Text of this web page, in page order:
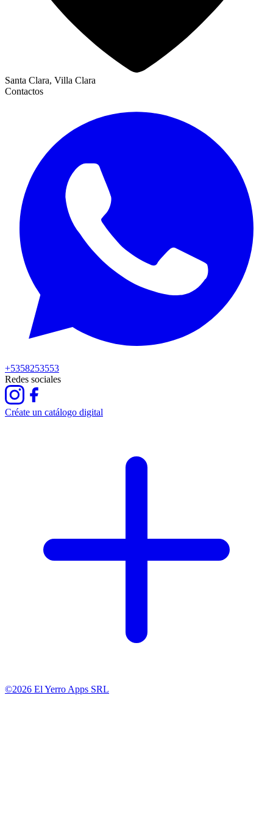
Santa Clara, Villa Clara
Contactos
+5358253553
Redes sociales
Créate un catálogo digital
©2026 El Yerro Apps SRL